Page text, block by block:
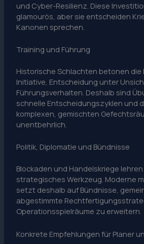
und Cyber-Resilienz. Diese
glamourös, aber sie entscheiden
Kanonen sprechen.
Training und Führung
Historische Schlachten betonen die
Initiative, Entscheidung unter
Führungsverhalten. Deshalb sind
schnelle Entscheidungszyklen und
komplexen, gemischten
unentbehrlich.
Politik, Diplomatie und Bündnisse
Blockaden und Handelskriege
strategisches Werkzeug. Moderne
setzt deshalb auf Bündnisse,
abgestimmte
Operationsspielräume zu erweitern.
Konkrete Empfehlungen für Planer